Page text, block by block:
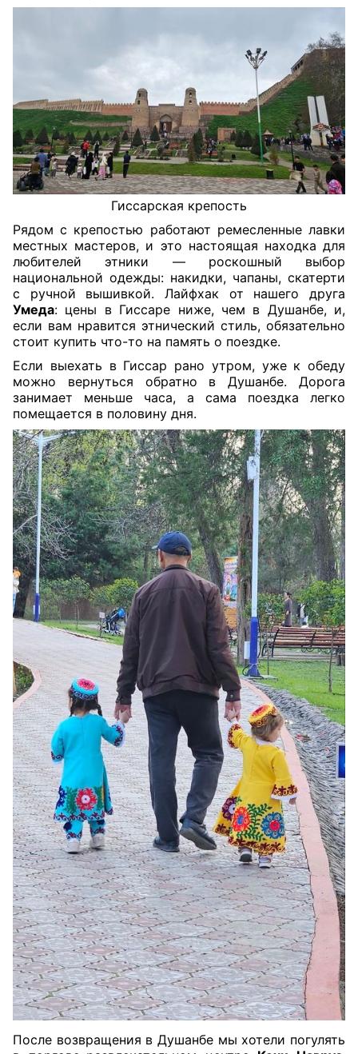
Гиссарская крепость
Рядом с крепостью работают ремесленные лавки
местных мастеров, и это настоящая находка для
любителей этники — роскошный выбор
национальной одежды: накидки, чапаны, скатерти
с ручной вышивкой. Лайфхак от нашего друга
Умеда: цены в Гиссаре ниже, чем в Душанбе, и,
если вам нравится этнический стиль, обязательно
стоит купить что-то на память о поездке.
Если выехать в Гиссар рано утром, уже к обеду
можно вернуться обратно в Душанбе. Дорога
занимает меньше часа, а сама поездка легко
помещается в половину дня.
После возвращения в Душанбе мы хотели погулять